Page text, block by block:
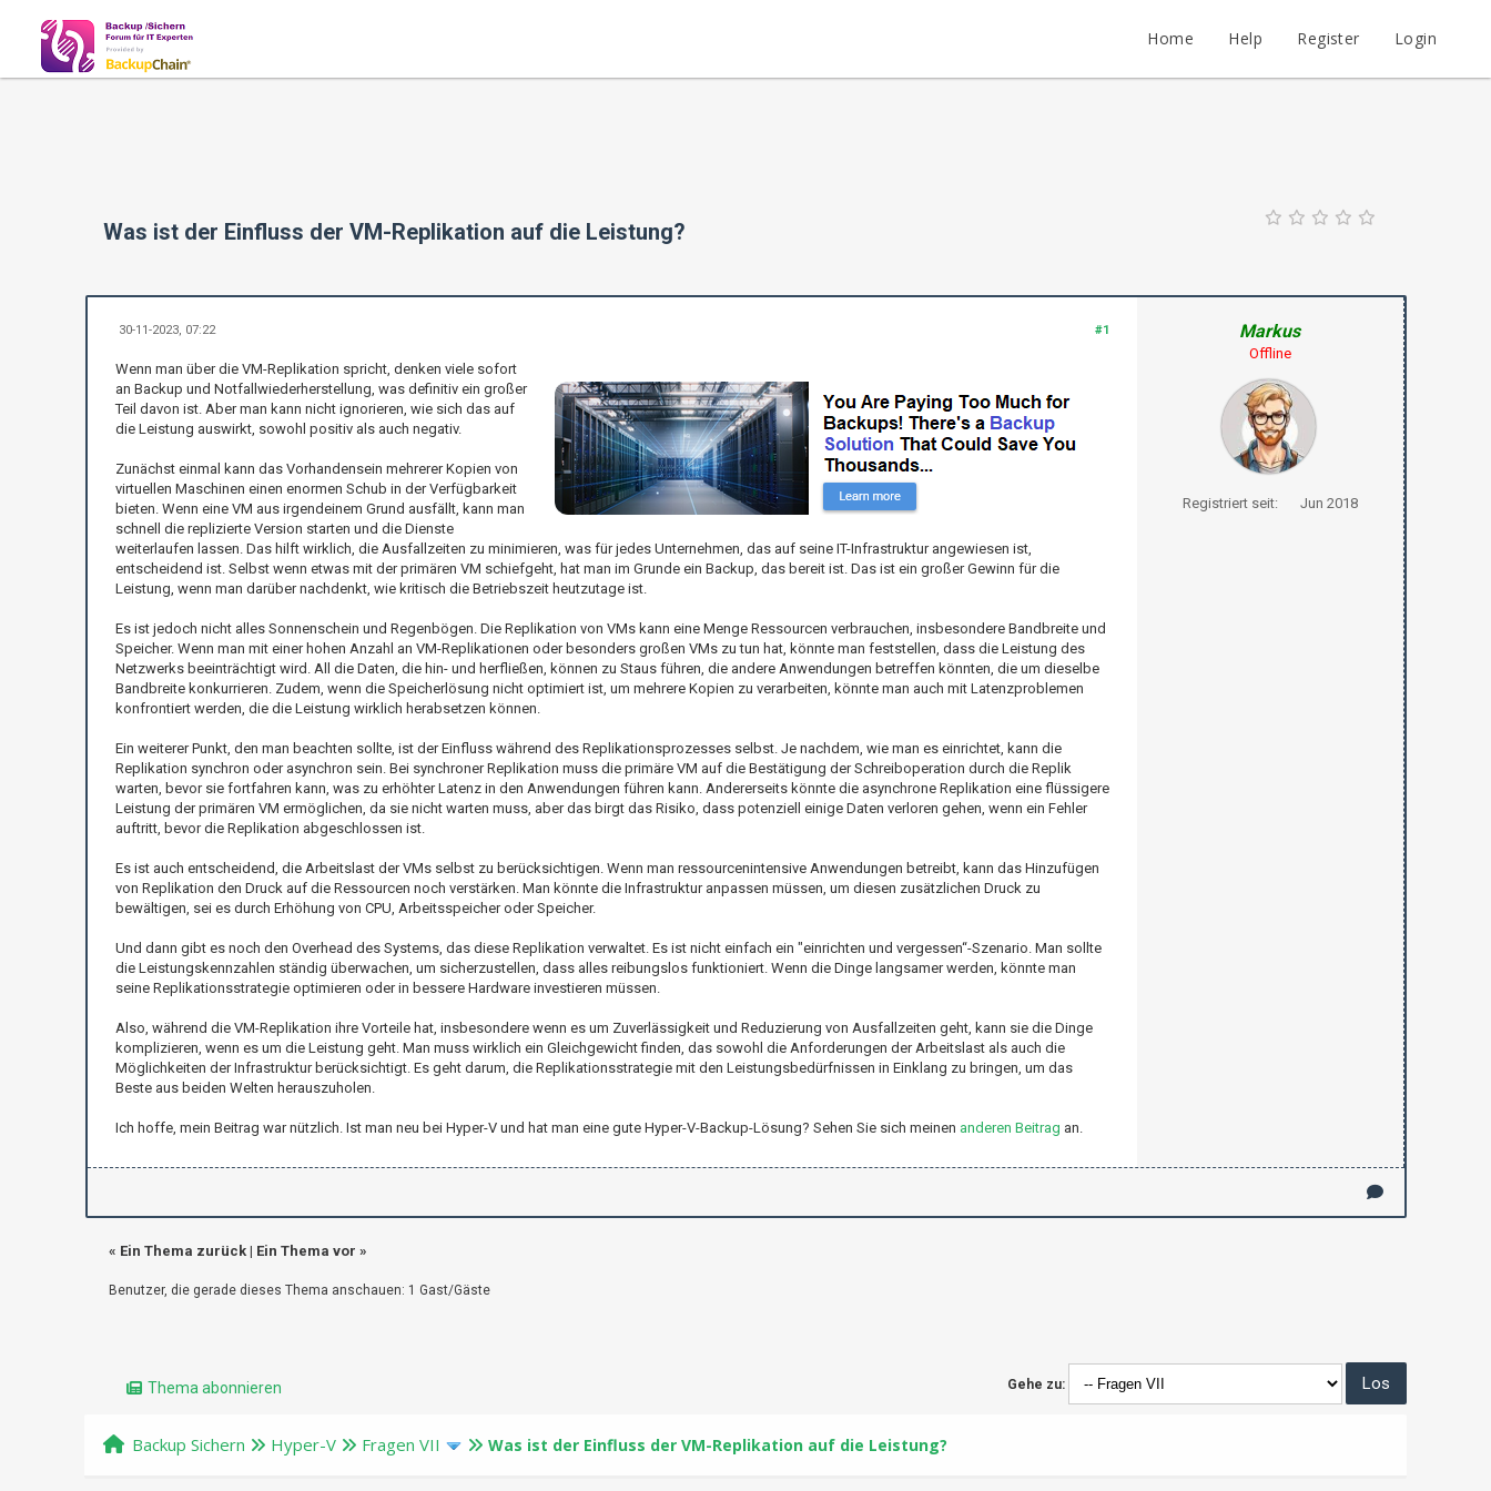
Home Help Register Login
Was ist der Einfluss der VM-Replikation auf die Leistung?
#1
30-11-2023, 07:22
Wenn man über die VM-Replikation spricht, denken viele sofort
an Backup und Notfallwiederherstellung, was definitiv ein großer
Teil davon ist. Aber man kann nicht ignorieren, wie sich das auf
die Leistung auswirkt, sowohl positiv als auch negativ.
Zunächst einmal kann das Vorhandensein mehrerer Kopien von
virtuellen Maschinen einen enormen Schub in der Verfügbarkeit
bieten. Wenn eine VM aus irgendeinem Grund ausfällt, kann man
schnell die replizierte Version starten und die Dienste
weiterlaufen lassen. Das hilft wirklich, die Ausfallzeiten zu minimieren, was für jedes Unternehmen, das auf seine IT-Infrastruktur angewiesen ist,
entscheidend ist. Selbst wenn etwas mit der primären VM schiefgeht, hat man im Grunde ein Backup, das bereit ist. Das ist ein großer Gewinn für die
Leistung, wenn man darüber nachdenkt, wie kritisch die Betriebszeit heutzutage ist.
Es ist jedoch nicht alles Sonnenschein und Regenbögen. Die Replikation von VMs kann eine Menge Ressourcen verbrauchen, insbesondere Bandbreite und
Speicher. Wenn man mit einer hohen Anzahl an VM-Replikationen oder besonders großen VMs zu tun hat, könnte man feststellen, dass die Leistung des
Netzwerks beeinträchtigt wird. All die Daten, die hin- und herfließen, können zu Staus führen, die andere Anwendungen betreffen könnten, die um dieselbe
Bandbreite konkurrieren. Zudem, wenn die Speicherlösung nicht optimiert ist, um mehrere Kopien zu verarbeiten, könnte man auch mit Latenzproblemen
konfrontiert werden, die die Leistung wirklich herabsetzen können.
Ein weiterer Punkt, den man beachten sollte, ist der Einfluss während des Replikationsprozesses selbst. Je nachdem, wie man es einrichtet, kann die
Replikation synchron oder asynchron sein. Bei synchroner Replikation muss die primäre VM auf die Bestätigung der Schreiboperation durch die Replik
warten, bevor sie fortfahren kann, was zu erhöhter Latenz in den Anwendungen führen kann. Andererseits könnte die asynchrone Replikation eine flüssigere
Leistung der primären VM ermöglichen, da sie nicht warten muss, aber das birgt das Risiko, dass potenziell einige Daten verloren gehen, wenn ein Fehler
auftritt, bevor die Replikation abgeschlossen ist.
Es ist auch entscheidend, die Arbeitslast der VMs selbst zu berücksichtigen. Wenn man ressourcenintensive Anwendungen betreibt, kann das Hinzufügen
von Replikation den Druck auf die Ressourcen noch verstärken. Man könnte die Infrastruktur anpassen müssen, um diesen zusätzlichen Druck zu
bewältigen, sei es durch Erhöhung von CPU, Arbeitsspeicher oder Speicher.
Und dann gibt es noch den Overhead des Systems, das diese Replikation verwaltet. Es ist nicht einfach ein "einrichten und vergessen“-Szenario. Man sollte
die Leistungskennzahlen ständig überwachen, um sicherzustellen, dass alles reibungslos funktioniert. Wenn die Dinge langsamer werden, könnte man
seine Replikationsstrategie optimieren oder in bessere Hardware investieren müssen.
Also, während die VM-Replikation ihre Vorteile hat, insbesondere wenn es um Zuverlässigkeit und Reduzierung von Ausfallzeiten geht, kann sie die Dinge
komplizieren, wenn es um die Leistung geht. Man muss wirklich ein Gleichgewicht finden, das sowohl die Anforderungen der Arbeitslast als auch die
Möglichkeiten der Infrastruktur berücksichtigt. Es geht darum, die Replikationsstrategie mit den Leistungsbedürfnissen in Einklang zu bringen, um das
Beste aus beiden Welten herauszuholen.
Ich hoffe, mein Beitrag war nützlich. Ist man neu bei Hyper-V und hat man eine gute Hyper-V-Backup-Lösung? Sehen Sie sich meinen anderen Beitrag an.
Markus
Offline
Registriert seit: Jun 2018
« Ein Thema zurück| Ein Thema vor »
Benutzer, die gerade dieses Thema anschauen: 1 Gast/Gäste
Thema abonnieren Gehe zu:
Backup Sichern Hyper-V Fragen VII Was ist der Einfluss der VM-Replikation auf die Leistung?